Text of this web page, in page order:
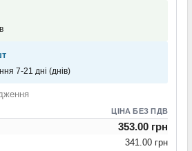
7-21 дні (днів)
ЦІНА БЕЗ ПДВ
353.00 грн
341.00 грн